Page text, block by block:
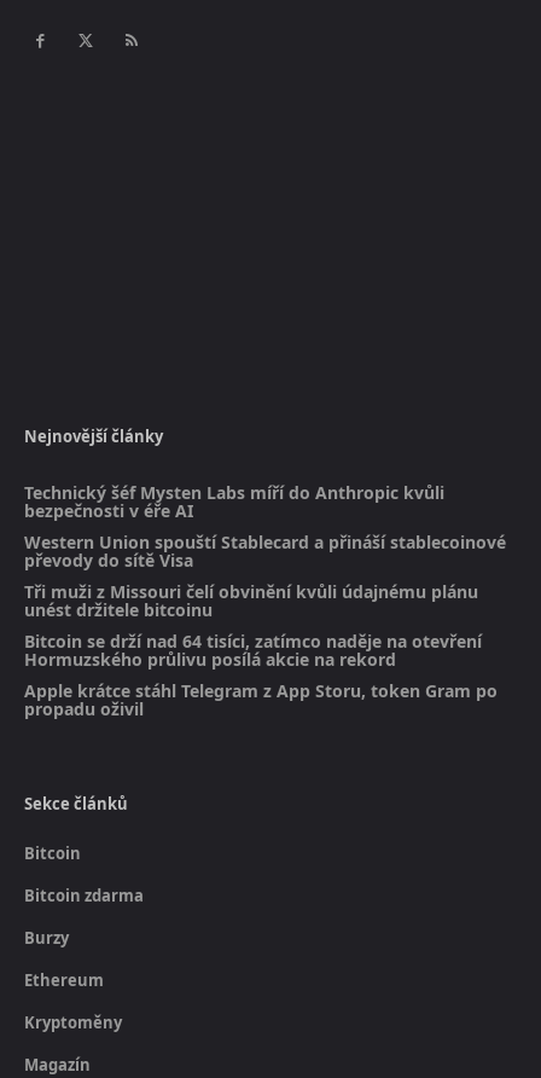
Nejnovější články
Technický šéf Mysten Labs míří do Anthropic kvůli
bezpečnosti v éře AI
Western Union spouští Stablecard a přináší stablecoinové
převody do sítě Visa
Tři muži z Missouri čelí obvinění kvůli údajnému plánu
unést držitele bitcoinu
Bitcoin se drží nad 64 tisíci, zatímco naděje na otevření
Hormuzského průlivu posílá akcie na rekord
Apple krátce stáhl Telegram z App Storu, token Gram po
propadu oživil
Sekce článků
Bitcoin
Bitcoin zdarma
Burzy
Ethereum
Kryptoměny
Magazín